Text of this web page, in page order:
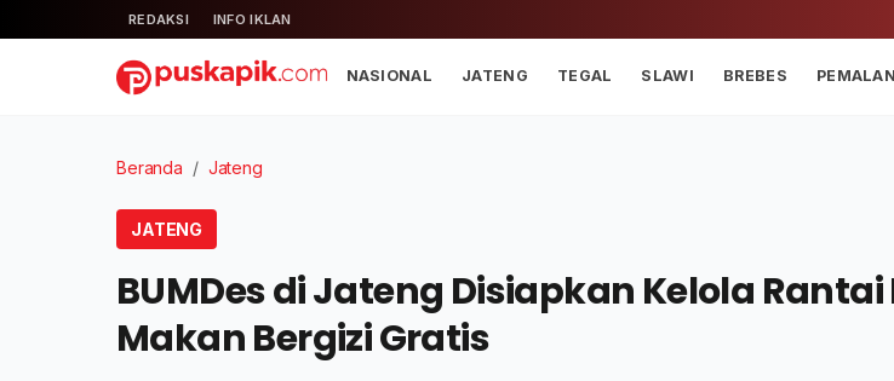
REDAKSI INFO IKLAN
NASIONAL JATENG TEGAL SLAWI BREBES
Beranda / Jateng
JATENG
BUMDes di Jateng Disiapkan Kelola Rantai
Makan Bergizi Gratis